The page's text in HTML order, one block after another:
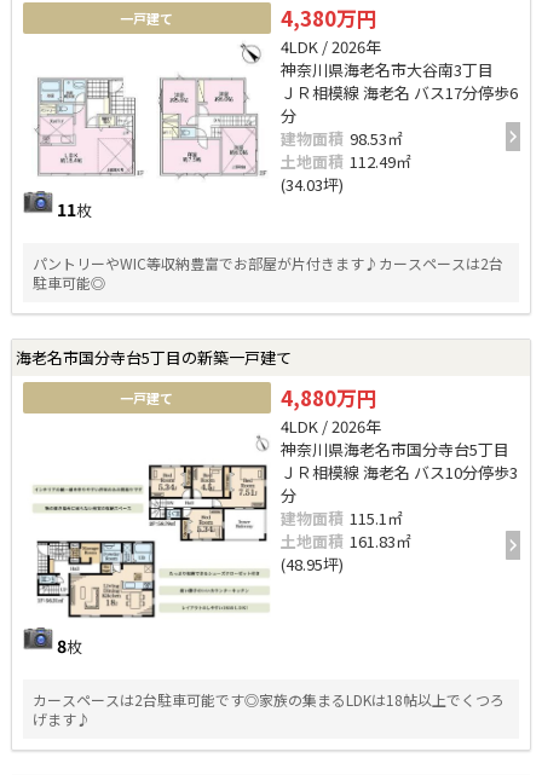
一戸建て
11枚
4,380万円
4LDK / 2026年
神奈川県海老名市大谷南3丁目
ＪＲ相模線 海老名 バス17分停歩6
分
建物面積 98.53㎡
土地面積 112.49㎡
(34.03坪)
パントリーやWIC等収納豊富でお部屋が片付きます♪カースペースは2台
駐車可能◎
海老名市国分寺台5丁目の新築一戸建て
一戸建て
8枚
4,880万円
4LDK / 2026年
神奈川県海老名市国分寺台5丁目
ＪＲ相模線 海老名 バス10分停歩3
分
建物面積 115.1㎡
土地面積 161.83㎡
(48.95坪)
カースペースは2台駐車可能です◎家族の集まるLDKは18帖以上でくつろ
げます♪